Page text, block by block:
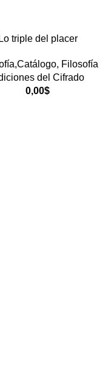
Lo triple del placer
, Filosofía
del Cifrado
0,00$